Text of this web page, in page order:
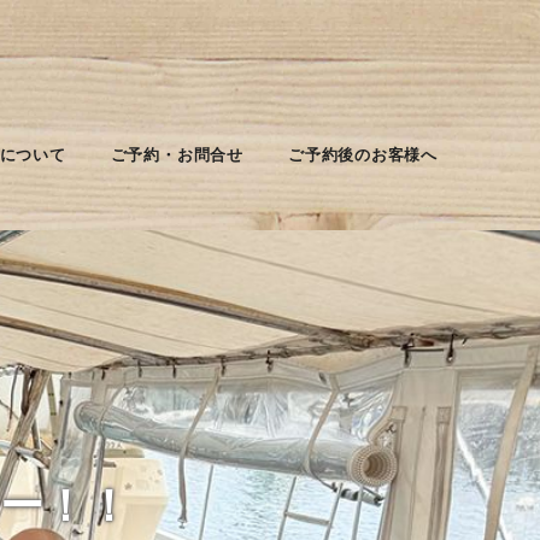
ついて ご予約・お問合せ ご予約後のお客様へ
！！